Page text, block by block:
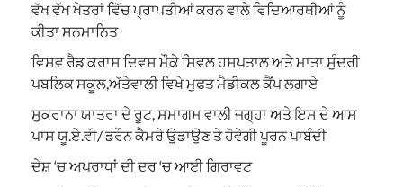
ਵੱਖ ਵੱਖ ਖੇਤਰਾਂ ਵਿੱਚ ਪ੍ਰਾਪਤੀਆਂ ਕਰਨ ਵਾਲੇ ਵਿਦਿਆਰਥੀਆਂ ਨੂੰ
ਕੀਤਾ ਸਨਮਾਨਿਤ
ਵਿਸਵ ਰੈਡ ਕਰਾਸ ਦਿਵਸ ਮੌਕੇ ਸਿਵਲ ਹਸਪਤਾਲ ਅਤੇ ਮਾਤਾ ਸੁੰਦਰੀ
ਪਬਲਿਕ ਸਕੂਲ,ਅੱਤੇਵਾਲੀ ਵਿਖੇ ਮੁਫਤ ਮੈਡੀਕਲ ਕੈਂਪ ਲਗਾਏ
ਸੁਕਰਾਨਾ ਯਾਤਰਾ ਦੇ ਰੂਟ, ਸਮਾਗਮ ਵਾਲੀ ਜਗ੍ਹਾ ਅਤੇ ਇਸ ਦੇ ਆਸ
ਪਾਸ ਯੂ.ਏ.ਵੀ/ ਡਰੌਨ ਕੈਮਰੇ ਉਡਾਉਣ ਤੇ ਹੋਵੇਗੀ ਪੂਰਨ ਪਾਬੰਦੀ
ਦੇਸ਼ ‘ਚ ਅਪਰਾਧਾਂ ਦੀ ਦਰ ‘ਚ ਆਈ ਗਿਰਾਵਟ